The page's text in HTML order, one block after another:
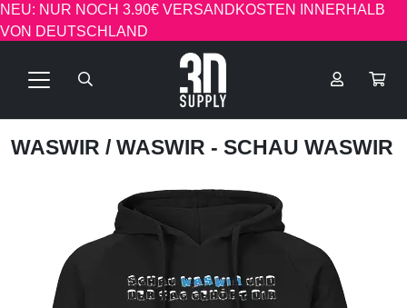
NEU: NUR NOCH 3.90€ VERSANDKOSTEN INNERHALB
VON DEUTSCHLAND
WASWIR / WASWIR - SCHAU WASWIR